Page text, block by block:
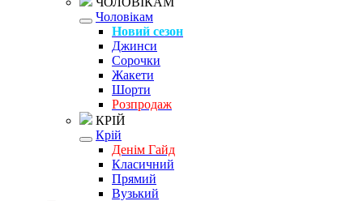
Чоловікам
Новий сезон
Джинси
Сорочки
Жакети
Шорти
Розпродаж
КРІЙ
Крій
Денім Гайд
Класичний
Прямий
Вузький